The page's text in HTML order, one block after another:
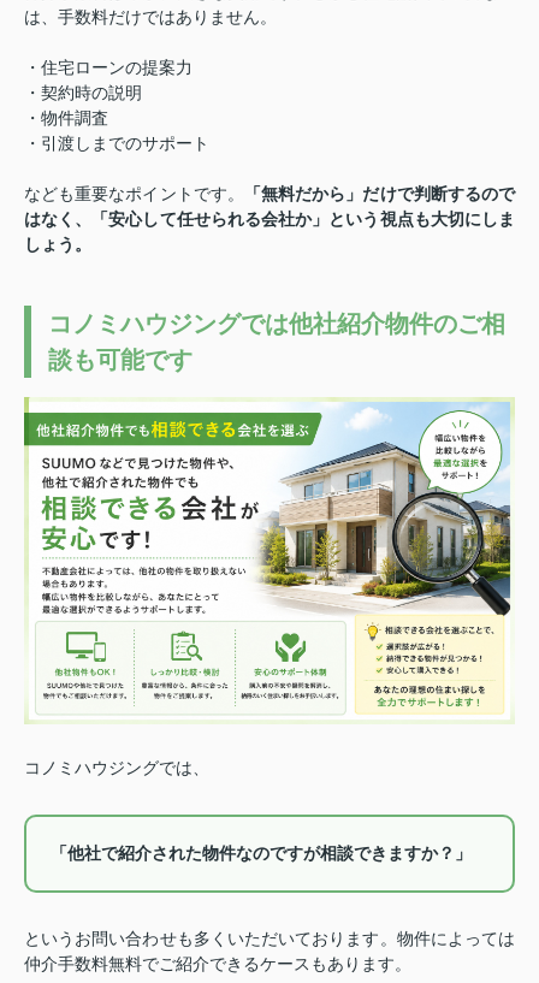
は、手数料だけではありません。
・住宅ローンの提案力
・契約時の説明
・物件調査
・引渡しまでのサポート
なども重要なポイントです。
「無料だから」だけで判断するので
はなく、「安心して任せられる会社か」という視点も大切にしま
しょう。
コノミハウジングでは他社紹介物件のご相
談も可能です
コノミハウジングでは、
「他社で紹介された物件なのですが相談できますか？」
というお問い合わせも多くいただいております。 物件によっては
仲介手数料無料でご紹介できるケースもあります。